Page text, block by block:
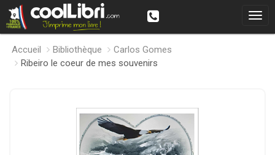
Accueil Bibliothèque
Carlos Gomes
Ribeiro le coeur de mes souvenirs